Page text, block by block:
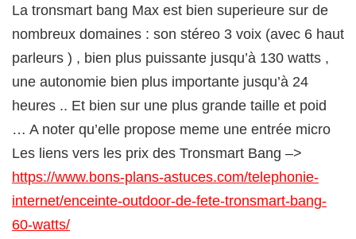
La tronsmart bang Max est bien superieure sur de
nombreux domaines : son stéreo 3 voix (avec 6 haut
parleurs ) , bien plus puissante jusqu’à 130 watts ,
une autonomie bien plus importante jusqu’à 24
heures .. Et bien sur une plus grande taille et poid
… A noter qu’elle propose meme une entrée micro
Les liens vers les prix des Tronsmart Bang –>
https://www.bons-plans-astuces.com/telephonie-
internet/enceinte-outdoor-de-fete-tronsmart-bang-
60-watts/